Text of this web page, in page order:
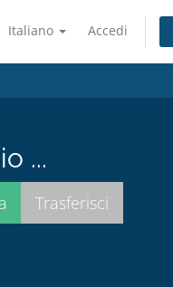
Italiano Accedi
...